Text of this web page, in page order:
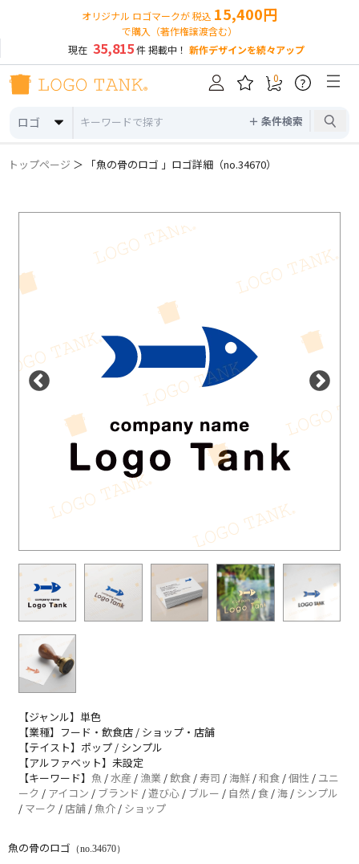
オリジナル ロゴマークが 税込 15,400円
で購入（著作権譲渡含む）
現在 35,815件 掲載中！ 新作デザインを続々アップ
ロゴ ＋ 条件検索
0 ?
トップページ ＞ 「魚の骨のロゴ 」ロゴ詳細（no.34670）
【ジャンル】単色
【業種】フード・飲食店 / ショップ・店舗
【テイスト】ポップ / シンプル
【アルファベット】未設定
【キーワード】 魚 /水産 / 漁業 /飲食 /寿司 / 海鮮 /和食 /個性 / ユニ
ーク / アイコン / ブランド /遊び心 / ブルー / 自然 /食 / 海 / シンプル
/ マーク / 店舗 / 魚介 / ショップ
魚の骨のロゴ （no.34670）